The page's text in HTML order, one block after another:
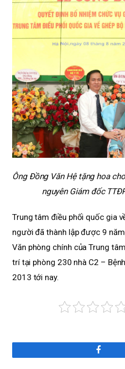
Ông Đồng Văn Hệ tặng hoa
nguyên Giám đốc
Trung tâm điều phối quốc gia
người đã thành lập được 9
Văn phòng chính của Trung
trí tại phòng 230 nhà C2 –
2013 tới nay.